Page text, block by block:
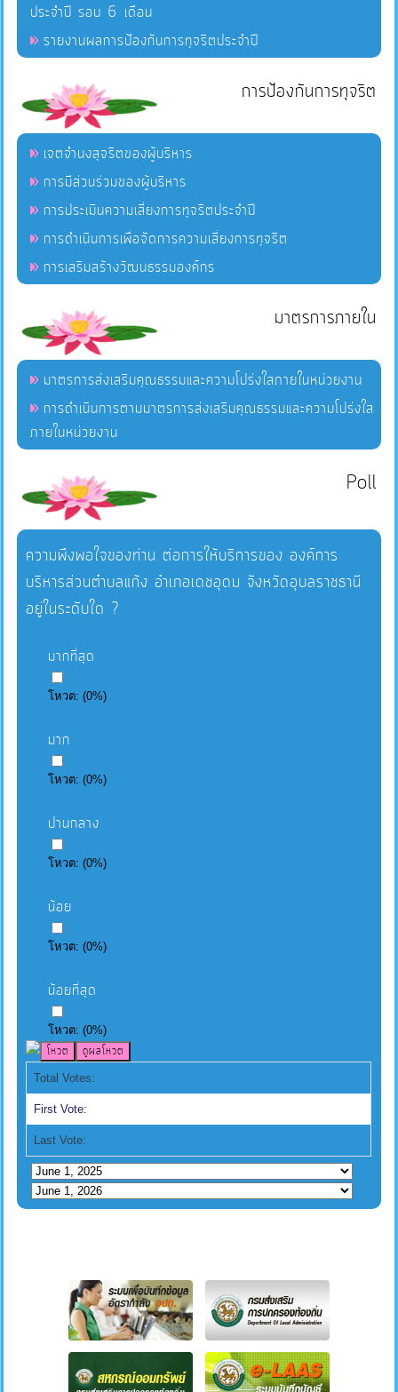
ประจำปี รอบ 6 เดือน
รายงานผลการป้องกันการทุจริตประจำปี
การป้องกันการทุจริต
เจตจำนงสุจริตของผู้บริหาร
การมีส่วนร่วมของผู้บริหาร
การประเมินความเสี่ยงการทุจริตประจำปี
การดำเนินการเพื่อจัดการความเสี่ยงการทุจริต
การเสริมสร้างวัฒนธรรมองค์กร
มาตรการภายใน
มาตรการส่งเสริมคุณธรรมและความโปร่งใสภายในหน่วยงาน
การดำเนินการตามมาตรการส่งเสริมคุณธรรมและความโปร่งใส
ภายในหน่วยงาน
Poll
ความพึงพอใจของท่าน ต่อการให้บริการของ องค์การ
บริหารส่วนตำบลแก้ง อำเภอเดชอุดม จังหวัดอุบลราชธานี
อยู่ในระดับใด ?
มากที่สุด
โหวต:(0%)
มาก
โหวต:(0%)
ปานกลาง
โหวต:(0%)
น้อย
โหวต:(0%)
น้อยที่สุด
โหวต:(0%)
Total Votes:
First Vote:
Last Vote: